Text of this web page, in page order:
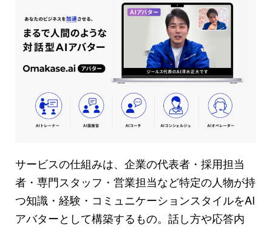
サービスの仕組みは、企業の代表者・採用担当
者・専門スタッフ・営業担当など特定の人物が持
つ知識・経験・コミュニケーションスタイルをAI
アバターとして構築するもの。話し方や応答内